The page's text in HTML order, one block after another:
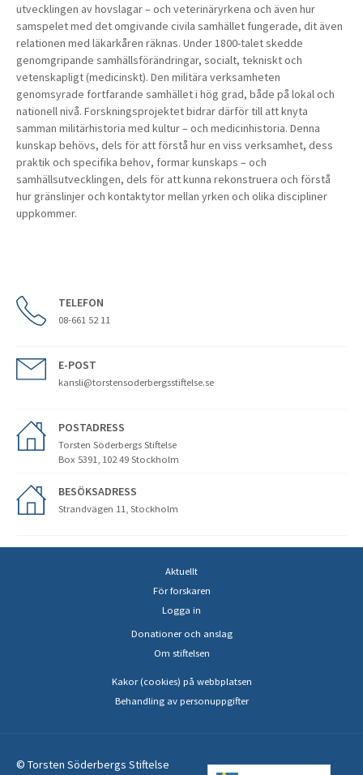
utvecklingen av hovslagar – och veterinäryrkena och även hur
samspelet med det omgivande civila samhället fungerade, dit även
relationen med läkarkåren räknas. Under 1800-talet skedde
genomgripande samhällsförändringar, socialt, tekniskt och
vetenskapligt (medicinskt). Den militära verksamheten
genomsyrade fortfarande samhället i hög grad, både på lokal och
nationell nivå. Forskningsprojektet bidrar därför till att knyta
samman militärhistoria med kultur – och medicinhistoria. Denna
kunskap behövs, dels för att förstå hur en viss verksamhet, dess
praktik och specifika behov, formar kunskaps – och
samhällsutvecklingen, dels för att kunna rekonstruera och förstå
hur gränslinjer och kontaktytor mellan yrken och olika discipliner
uppkommer.
TELEFON
08-661 52 11
E-POST
kansli@torstensoderbergsstiftelse.se
POSTADRESS
Torsten Söderbergs Stiftelse
Box 5391, 102 49 Stockholm
BESÖKSADRESS
Strandvägen 11, Stockholm
Aktuellt
För forskaren
Logga in
Donationer och anslag
Om stiftelsen
Kakor (cookies) på webbplatsen
Behandling av personuppgifter
© Torsten Söderbergs Stiftelse